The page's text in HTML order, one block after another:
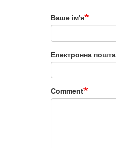
Ваше ім'я
Електронна пошта
Comment